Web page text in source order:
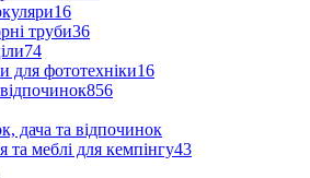
16
труби36
74
для фототехніки16
856
дача та відпочинок
та меблі для кемпінгу43